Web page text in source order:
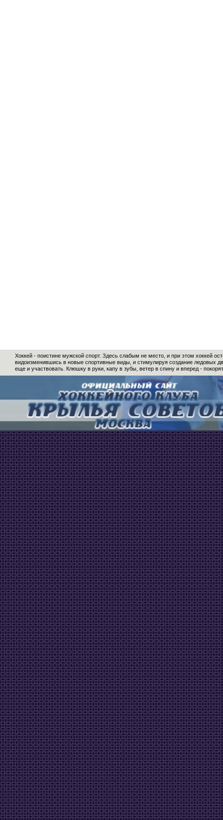
Хоккей - поистине мужской спорт. Здесь слабым не место, и при этом хоккей
видоизменившись в новые спортивные виды, и стимулируя создание ледовых
еще и участвовать. Клюшку в руки, капу в зубы, ветер в спину и вперед -